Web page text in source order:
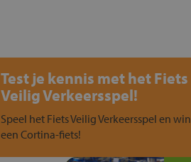
Test je kennis met het Fiets
Veilig Verkeersspel!
Speel het Fiets Veilig Verkeersspel en win
een Cortina-fiets!